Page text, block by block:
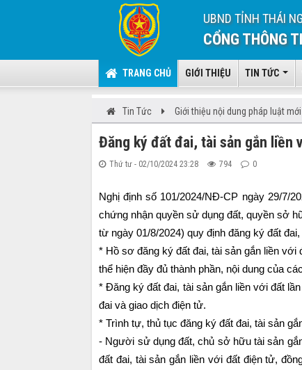
UBND TỈNH THÁI
CỔNG THÔNG
TRANG CHỦ GIỚI THIỆU TIN TỨC
Tin Tức Giới thiệu nội dung pháp luật mới
Đăng ký đất đai, tài sản gắn liền
Thứ tư - 02/10/2024 23:28 794 0
Nghị định số 101/2024/NĐ-CP ngày 29/7/
chứng nhận quyền sử dụng đất, quyền sở
từ ngày 01/8/2024) quy định đăng ký đất
* Hồ sơ đăng ký đất đai, tài sản gắn liền
thể hiện đầy đủ thành phần, nội dung của
* Đăng ký đất đai, tài sản gắn liền với đất
đai và giao dịch điện tử.
* Trình tự, thủ tục đăng ký đất đai, tài sản
- Người sử dụng đất, chủ sở hữu tài sản
đất đai, tài sản gắn liền với đất điện tử,